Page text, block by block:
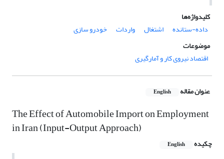
کلیدواژه‌ها
داده-ستانده
اشتغال واردات
خودرو سازی
موضوعات
اقتصاد نیروی کار و آمارگیری
عنوان مقاله English
The Effect of Automobile Import on Employment
in Iran (Input-Output Approach)
چکیده English